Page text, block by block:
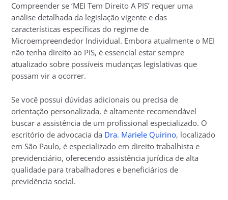
Compreender se ‘MEI Tem Direito A PIS’ requer uma
análise detalhada da legislação vigente e das
características específicas do regime de
Microempreendedor Individual. Embora atualmente o MEI
não tenha direito ao PIS, é essencial estar sempre
atualizado sobre possíveis mudanças legislativas que
possam vir a ocorrer.
Se você possui dúvidas adicionais ou precisa de
orientação personalizada, é altamente recomendável
buscar a assistência de um profissional especializado. O
escritório de advocacia da Dra. Mariele Quirino, localizado
em São Paulo, é especializado em direito trabalhista e
previdenciário, oferecendo assistência jurídica de alta
qualidade para trabalhadores e beneficiários de
previdência social.